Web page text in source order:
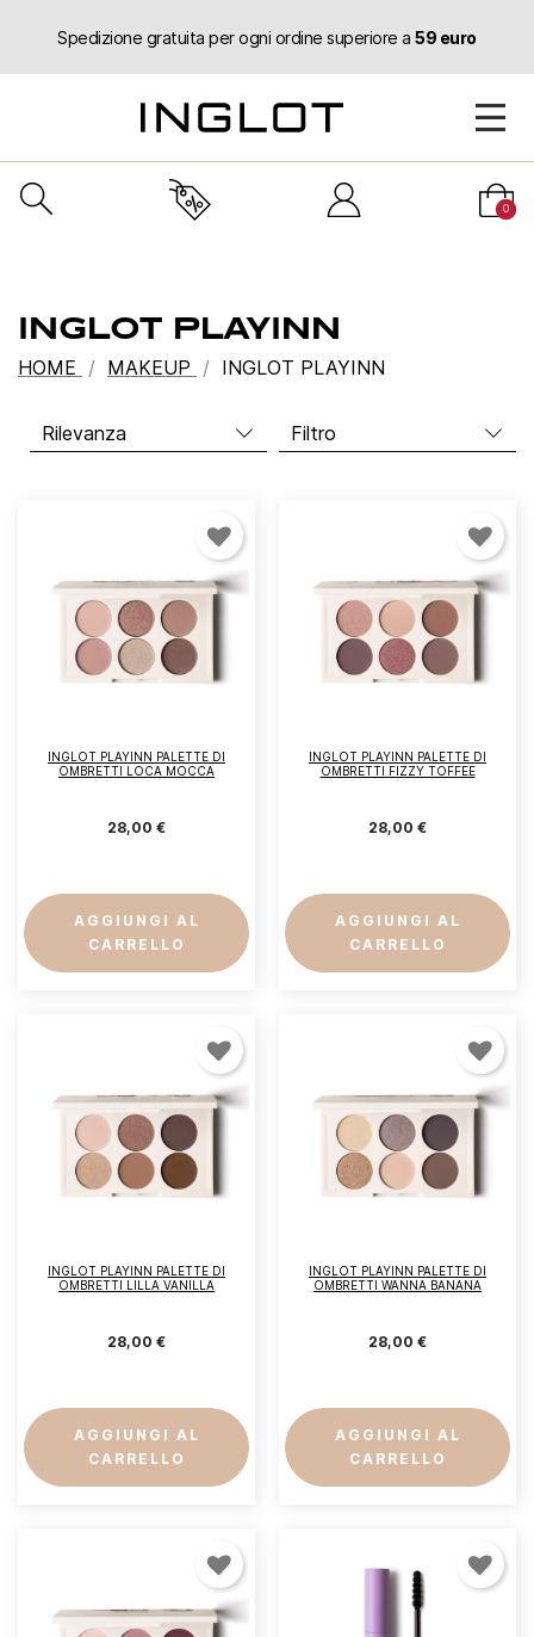
Spedizione gratuita per ogni ordine superiore a59 euro
0
INGLOT PLAYINN
HOME MAKEUP INGLOT PLAYINN
Filtro
INGLOT PLAYINN PALETTE DI
OMBRETTI LOCA MOCCA
28,00 €
AGGIUNGI AL
CARRELLO
INGLOT PLAYINN PALETTE DI
OMBRETTI FIZZY TOFFEE
28,00 €
AGGIUNGI AL
CARRELLO
INGLOT PLAYINN PALETTE DI
OMBRETTI LILLA VANILLA
28,00 €
AGGIUNGI AL
CARRELLO
INGLOT PLAYINN PALETTE DI
OMBRETTI WANNA BANANA
28,00 €
AGGIUNGI AL
CARRELLO